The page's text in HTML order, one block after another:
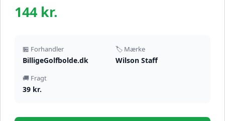
144 kr.
🏪 Forhandler
BilligeGolfbolde.dk
🏷️ Mærke
Wilson Staff
🚚 Fragt
39 kr.